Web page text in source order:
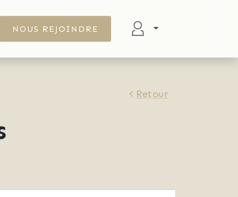
NOUS REJOINDRE
Retour